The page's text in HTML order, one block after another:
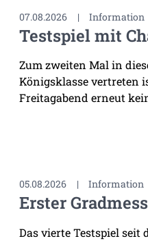
07.08.2026 | Information
Testspiel mit
Zum zweiten Mal in
Königsklasse vertreten
Freitagabend erneut
05.08.2026 | Information
Erster
Das vierte Testspiel